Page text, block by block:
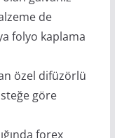
de
folyo kaplama
özel difüzörlü
göre
forex